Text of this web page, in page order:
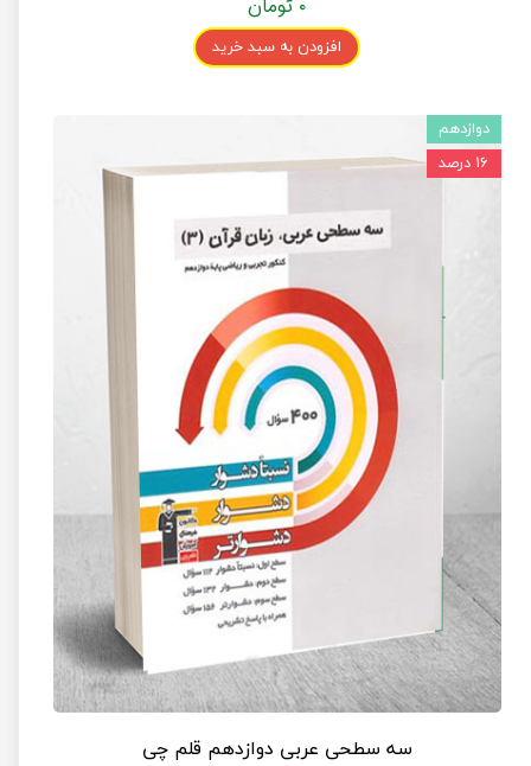
۰ تومان
افزودن به سبد خرید
سه سطحی عربی دوازدهم قلم چی
دوازدهم
۱۶ درصد